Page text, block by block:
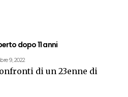
dopo 11 anni
9, 2022